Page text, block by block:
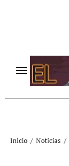
Inicio Noticias